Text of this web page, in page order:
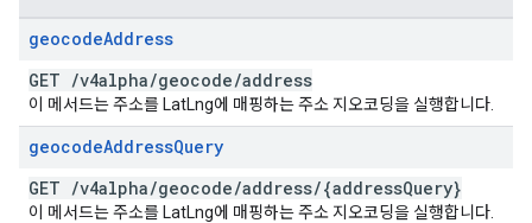
geocodeAddress
GET /v4alpha/geocode/address
이 메서드는 주소를 LatLng에 매핑하는 주소 지오코딩을 실행합니다.
geocodeAddressQuery
GET /v4alpha/geocode/address/{addressQuery}
이 메서드는 주소를 LatLng에 매핑하는 주소 지오코딩을 실행합니다.